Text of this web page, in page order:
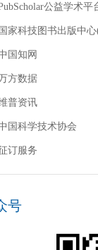
公益学术平
家科技图书出版中
国知网
方数据
普资讯
国科学技术协会
订服务
号